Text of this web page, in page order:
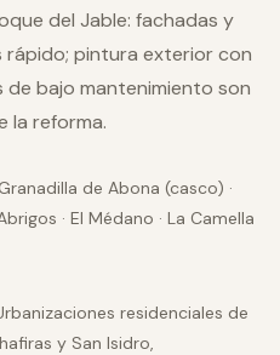
del Jable: fachadas y
pintura exterior con
bajo mantenimiento son
la reforma.
Granadilla de Abona (casco) ·
· El Médano · La Camella
residenciales de
y San Isidro,